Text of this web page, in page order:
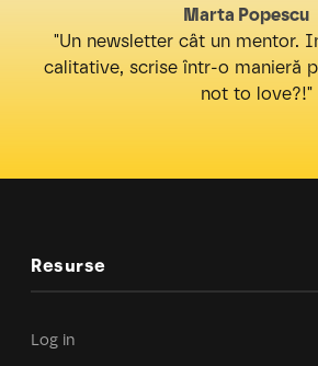
Marta Popescu
"Un newsletter cât un mentor.
calitative, scrise într-o manieră
not to love?!"
Resurse
Log in